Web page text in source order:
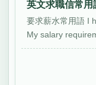
英文求職信常用
要求薪水常用語 I
My salary